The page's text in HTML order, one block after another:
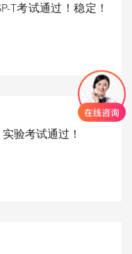
T考试通过！稳定！
验考试通过！